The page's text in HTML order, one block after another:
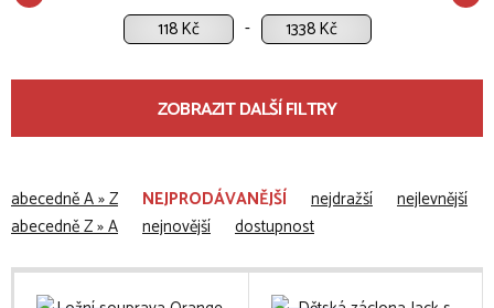
Kč Kč
ZOBRAZIT DALŠÍ FILTRY
abecedně A » Z NEJPRODÁVANĚJŠÍ nejdražší
nejlevnější
abecedně Z » A
nejnovější dostupnost